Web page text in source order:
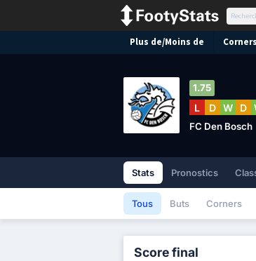
Plus de/Moins de Corners
1.75
L D W D
FC Den Bosch
Stats Pronostics
Tous Buts Corners
Score final